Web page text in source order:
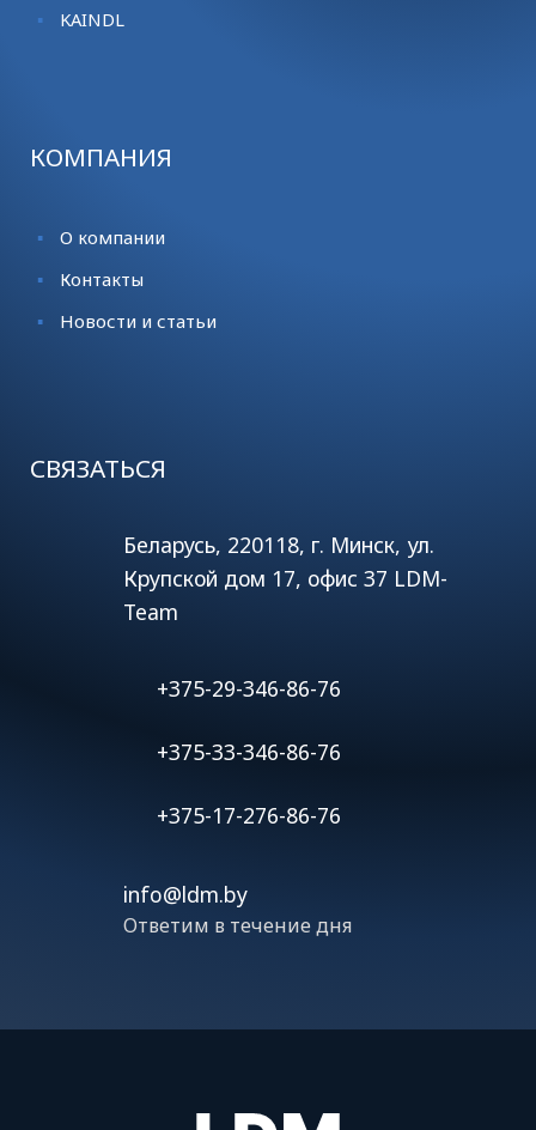
KАINDL
КОМПАНИЯ
О компании
Контакты
Новости и статьи
СВЯЗАТЬСЯ
Беларусь, 220118, г. Минск, ул.
Крупской дом 17, офис 37 LDM-
Team
+375-29-346-86-76
+375-33-346-86-76
+375-17-276-86-76
info@ldm.by
Ответим в течение дня